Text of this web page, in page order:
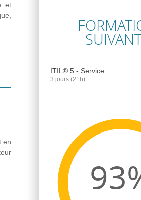
et
en
ITIL® 5 - Service
3 jours (21h)